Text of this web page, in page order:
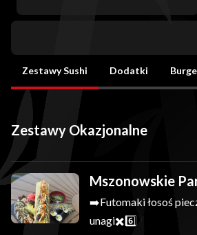
Oferta
Zestawy Sushi Dodatki
Zestawy Okazjonalne
Mszonowskie
➡️Futomaki łosoś
unagi✖️6️⃣